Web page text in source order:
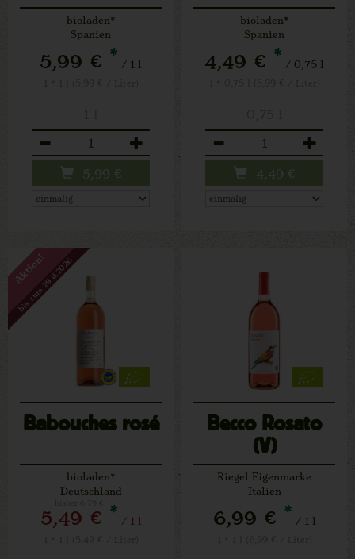
bioladen*
Spanien
5,99 € * / 1 l
5,99 €
bioladen*
Spanien
4,49 € * / 0,75 l
4,49 €
Aktion!
bis zum 29.8.2026
Babouches rosé
bioladen*
Deutschland
5,49 € * / 1 l
Becco Rosato
(V)
Riegel Eigenmarke
Italien
6,99 € * / 1 l